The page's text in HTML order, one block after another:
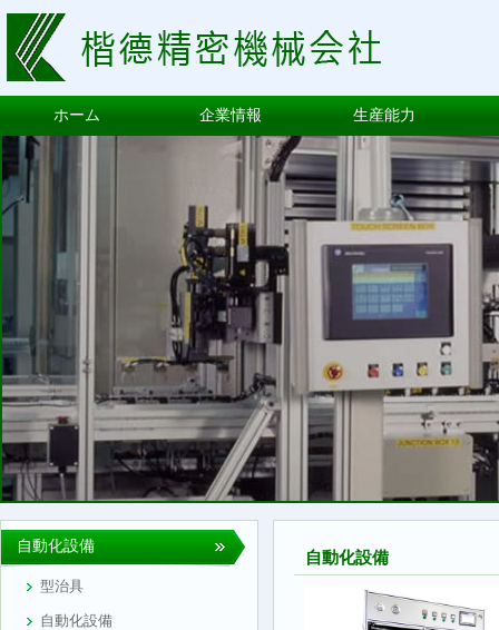
ホーム 企業情報 生産能力
自動化設備
型治具
自動化設備
自動化設備